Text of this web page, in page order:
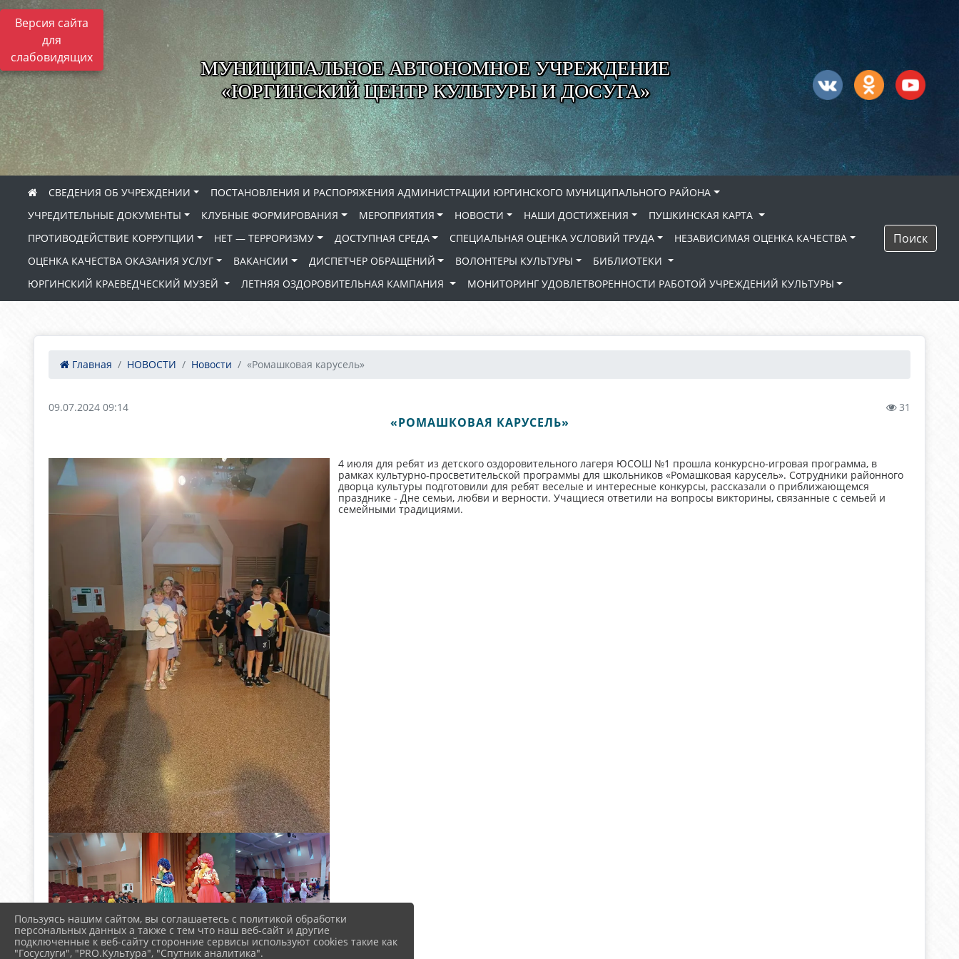
Версия сайта
для
слабовидящих
МУНИЦИПАЛЬНОЕ АВТОНОМНОЕ УЧРЕЖДЕНИЕ
«ЮРГИНСКИЙ ЦЕНТР КУЛЬТУРЫ И ДОСУГА»
СВЕДЕНИЯ ОБ УЧРЕЖДЕНИИ
ПОСТАНОВЛЕНИЯ И РАСПОРЯЖЕНИЯ АДМИНИСТРАЦИИ ЮРГИНСКОГО МУНИЦИПАЛЬНОГО РАЙОНА
УЧРЕДИТЕЛЬНЫЕ ДОКУМЕНТЫ
КЛУБНЫЕ ФОРМИРОВАНИЯ МЕРОПРИЯТИЯ НОВОСТИ НАШИ ДОСТИЖЕНИЯ
ПУШКИНСКАЯ КАРТА
ПРОТИВОДЕЙСТВИЕ КОРРУПЦИИ
НЕТ — ТЕРРОРИЗМУ ДОСТУПНАЯ СРЕДА СПЕЦИАЛЬНАЯ ОЦЕНКА УСЛОВИЙ ТРУДА
НЕЗАВИСИМАЯ ОЦЕНКА КАЧЕСТВА
ОЦЕНКА КАЧЕСТВА ОКАЗАНИЯ УСЛУГ
ВАКАНСИИ ДИСПЕТЧЕР ОБРАЩЕНИЙ ВОЛОНТЕРЫ КУЛЬТУРЫ
БИБЛИОТЕКИ
ЮРГИНСКИЙ КРАЕВЕДЧЕСКИЙ МУЗЕЙ
ЛЕТНЯЯ ОЗДОРОВИТЕЛЬНАЯ КАМПАНИЯ МОНИТОРИНГ УДОВЛЕТВОРЕННОСТИ РАБОТОЙ УЧРЕЖДЕНИЙ КУЛЬТУРЫ
Поиск
Главная НОВОСТИ Новости «Ромашковая карусель»
09.07.2024 09:14 31
«РОМАШКОВАЯ КАРУСЕЛЬ»
4 июля для ребят из детского оздоровительного лагеря ЮСОШ №1 прошла конкурсно-игровая программа, в
рамках культурно-просветительской программы для школьников «Ромашковая карусель». Сотрудники районного
дворца культуры подготовили для ребят веселые и интересные конкурсы, рассказали о приближающемся
празднике - Дне семьи, любви и верности. Учащиеся ответили на вопросы викторины, связанные с семьей и
семейными традициями.
Пользуясь нашим сайтом, вы соглашаетесь с политикой обработки
персональных данных а также с тем что наш веб-сайт и другие
подключенные к веб-сайту сторонние сервисы используют cookies такие как
"Госуслуги", "PRO.Культура", "Спутник аналитика".